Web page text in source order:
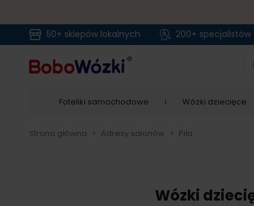
50+ sklepów lokalnych 200+ specjalistów
Foteliki samochodowe Wózki dziecięce
Strona główna > Adresy salonów > Piła
Wózki